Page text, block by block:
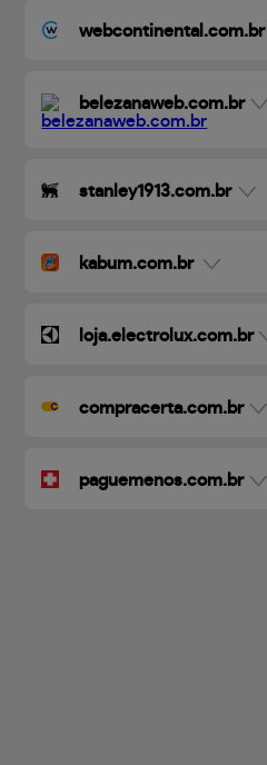
webcontinental.com.br
belezanaweb.com.br
stanley1913.com.br
kabum.com.br
loja.electrolux.com.br
compracerta.com.br
paguemenos.com.br